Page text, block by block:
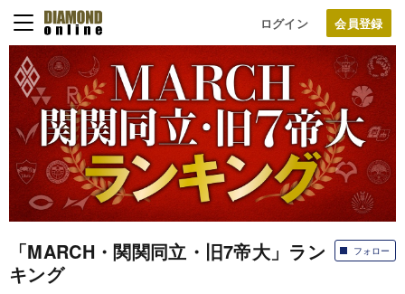
ログイン
フォロー
「MARCH・関関同立・旧7帝大」ラン
キング